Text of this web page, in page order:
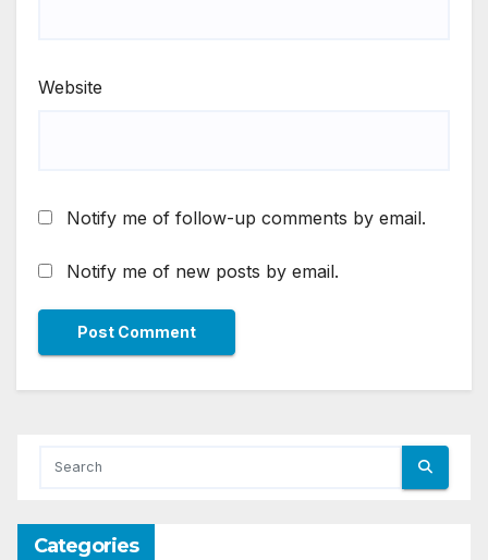
Website
Notify me of follow-up comments by email.
Notify me of new posts by email.
Categories